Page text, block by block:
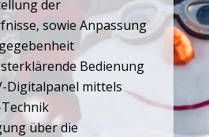
der
sowie Anpassung
Bedienung
Digitalpanel mittels
über die